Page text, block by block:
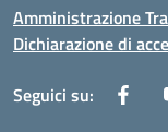
Amministrazione
Dichiarazione di
Seguici su: